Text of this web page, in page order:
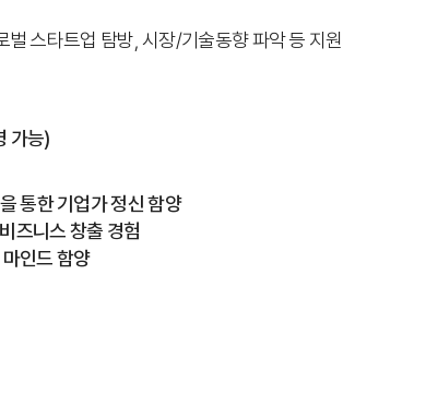
스타트업 탐방, 시장/기술동향 파악 등 지원
가능)
통한 기업가 정신 함양
즈니스 창출 경험
인드 함양